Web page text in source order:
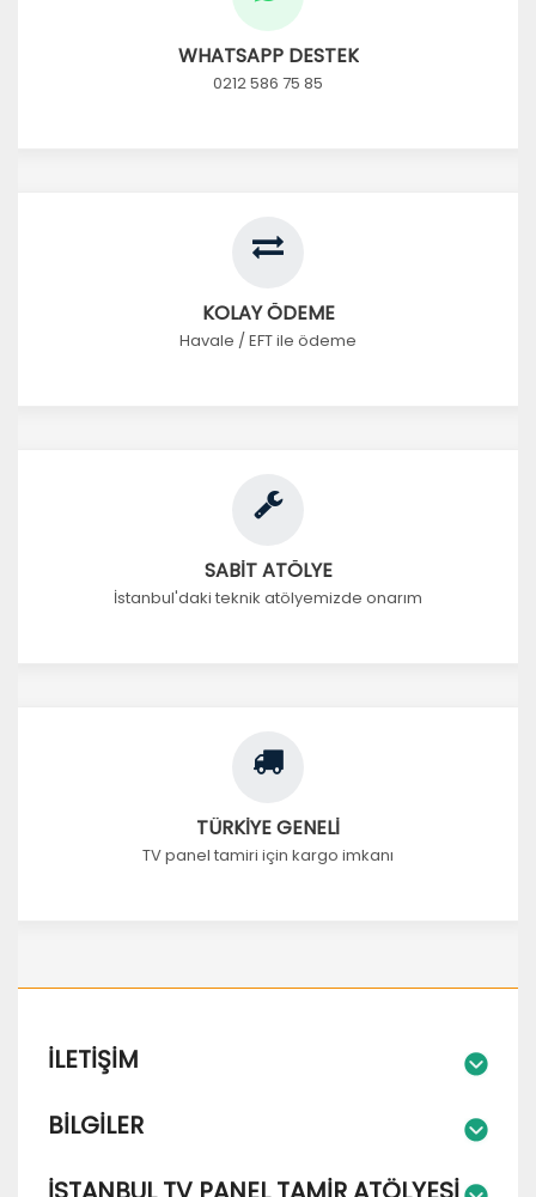
WHATSAPP DESTEK
0212 586 75 85
KOLAY ÖDEME
Havale / EFT ile ödeme
SABİT ATÖLYE
İstanbul'daki teknik atölyemizde onarım
TÜRKİYE GENELİ
TV panel tamiri için kargo imkanı
İLETIŞIM
BILGILER